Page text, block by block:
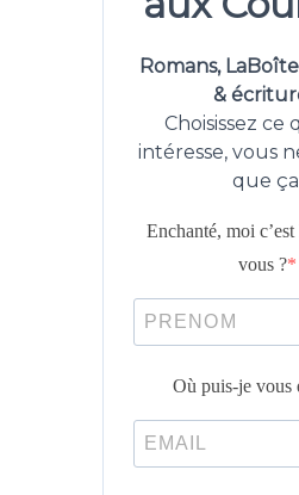
Romans,
&
Choisissez ce
intéresse, vous
que
Enchanté, moi
vous ?
Où puis-je vous